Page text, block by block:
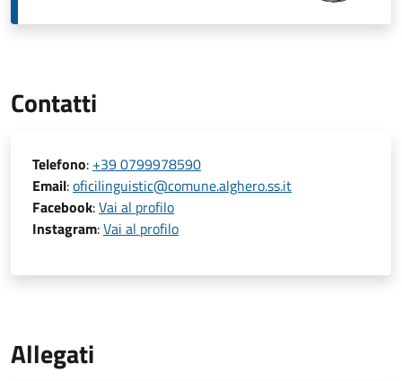
Contatti
Telefono: +39 0799978590
Email:oficilinguistic@comune.alghero.ss.it
Facebook:Vai al profilo
Instagram:Vai al profilo
Allegati